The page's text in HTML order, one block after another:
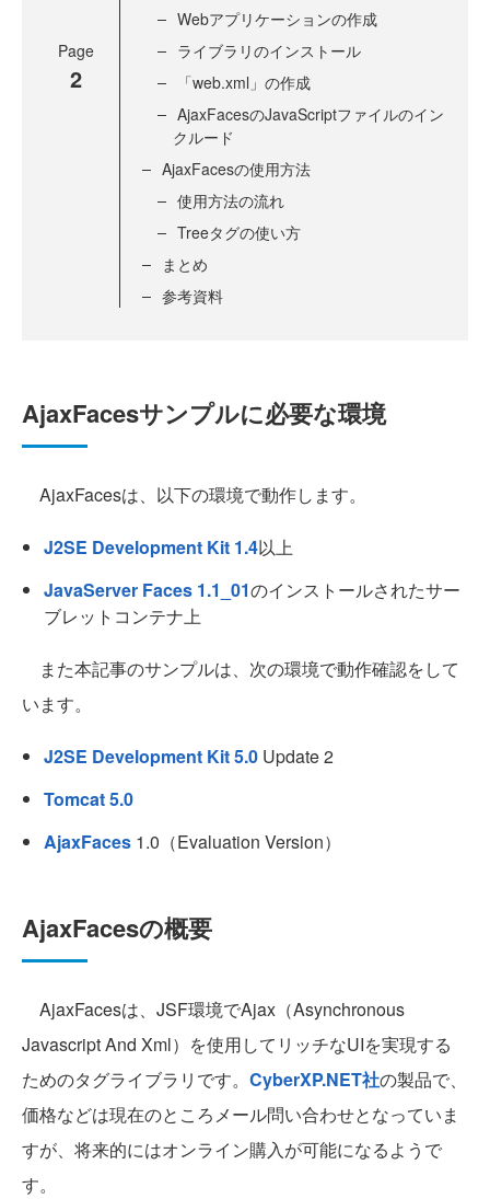
Page
2
Webアプリケーションの作成
ライブラリのインストール
「web.xml」の作成
AjaxFacesのJavaScriptファイルのイン
クルード
AjaxFacesの使用方法
使用方法の流れ
Treeタグの使い方
まとめ
参考資料
AjaxFacesサンプルに必要な環境
AjaxFacesは、以下の環境で動作します。
J2SE Development Kit 1.4以上
JavaServer Faces 1.1_01のインストールされたサー
ブレットコンテナ上
また本記事のサンプルは、次の環境で動作確認をして
います。
J2SE Development Kit 5.0 Update 2
Tomcat 5.0
AjaxFaces 1.0（Evaluation Version）
AjaxFacesの概要
AjaxFacesは、JSF環境でAjax（Asynchronous
Javascript And Xml）を使用してリッチなUIを実現する
ためのタグライブラリです。 CyberXP.NET社の製品で、
価格などは現在のところメール問い合わせとなっていま
すが、将来的にはオンライン購入が可能になるようで
す。